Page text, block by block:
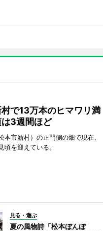
で13万本のヒマワリ満
3週間ほど
本市新村）の正門側の畑で現在、
頃を迎えている。
見る・遊ぶ
夏の風物詩「松本ぼんぼ